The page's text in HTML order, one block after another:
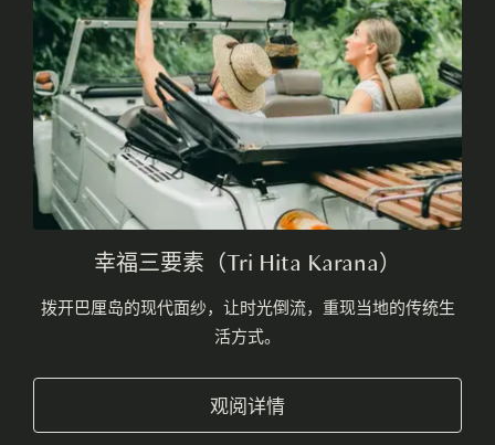
幸福三要素（Tri Hita Karana）
拨开巴厘岛的现代面纱，让时光倒流，重现当地的传统生
活方式。
观阅详情